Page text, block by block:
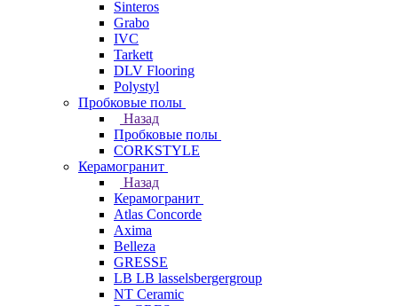
Sinteros
Grabo
IVC
Tarkett
DLV Flooring
Polystyl
Пробковые полы
Назад
Пробковые полы
CORKSTYLE
Керамогранит
Назад
Керамогранит
Atlas Concorde
Axima
Belleza
GRESSE
LB LB lasselsbergergroup
NT Ceramic